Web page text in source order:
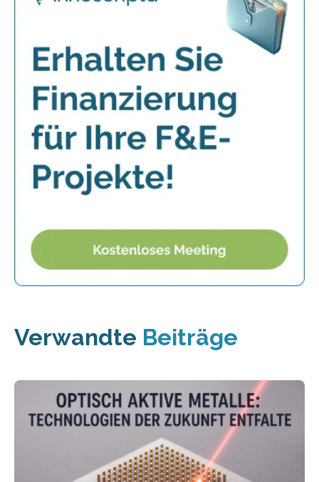
Verwandte Beiträge